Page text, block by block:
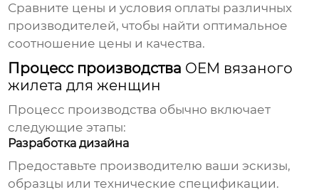
Сравните цены и условия оплаты различных
производителей, чтобы найти оптимальное
соотношение цены и качества.
Процесс производства OEM вязаного
жилета для женщин
Процесс производства обычно включает
следующие этапы:
Разработка дизайна
Предоставьте производителю ваши эскизы,
образцы или технические спецификации.